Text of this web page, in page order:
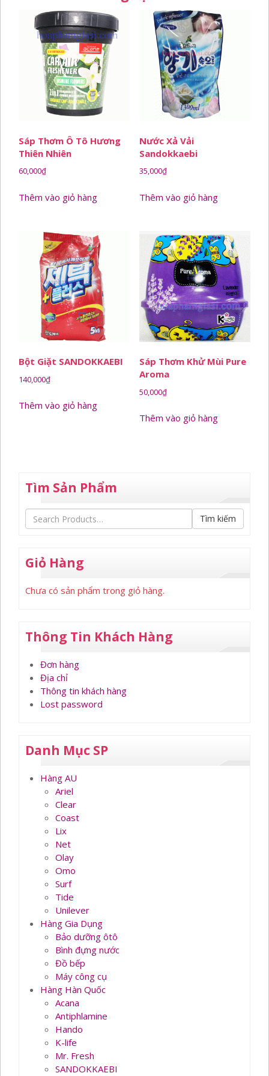
Sáp Thơm Ô Tô Hương
Thiên Nhiên
60,000₫
Thêm vào giỏ hàng
Nước Xả Vải
Sandokkaebi
35,000₫
Thêm vào giỏ hàng
Bột Giặt SANDOKKAEBI
140,000₫
Thêm vào giỏ hàng
Sáp Thơm Khử Mùi Pure
Aroma
50,000₫
Thêm vào giỏ hàng
Tìm Sản Phẩm
Tìm kiếm
Giỏ Hàng
Chưa có sản phẩm trong giỏ hàng.
Thông Tin Khách Hàng
Đơn hàng
Địa chỉ
Thông tin khách hàng
Lost password
Danh Mục SP
Hàng AU
Ariel
Clear
Coast
Lix
Net
Olay
Omo
Surf
Tide
Unilever
Hàng Gia Dụng
Bảo dưỡng ôtô
Bình đựng nước
Đồ bếp
Máy công cụ
Hàng Hàn Quốc
Acana
Antiphlamine
Hando
K-life
Mr. Fresh
SANDOKKAEBI